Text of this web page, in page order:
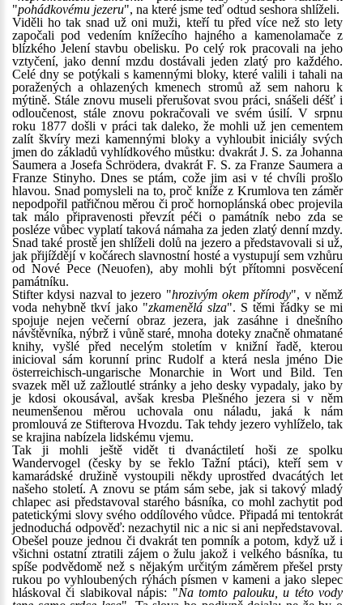
"pohádkovému jezeru", na které jsme teď odtud seshora shlíželi.
Viděli ho tak snad už oni muži, kteří tu před více než sto lety
započali pod vedením knížecího hajného a kamenolamače z
blízkého Jelení stavbu obelisku. Po celý rok pracovali na jeho
vztyčení, jako denní mzdu dostávali jeden zlatý pro každého.
Celé dny se potýkali s kamennými bloky, které valili i tahali na
poražených a ohlazených kmenech stromů až sem nahoru k
mýtině. Stále znovu museli přerušovat svou práci, snášeli déšť i
odloučenost, stále znovu pokračovali ve svém úsilí. V srpnu
roku 1877 došli v práci tak daleko, že mohli už jen cementem
zalít škvíry mezi kamennými bloky a vyhloubit iniciály svých
jmen do základů vyhlídkového můstku: dvakrát J. S. za Johanna
Saumera a Josefa Schrödera, dvakrát F. S. za Franze Saumera a
Franze Stinyho. Dnes se ptám, cože jim asi v té chvíli prošlo
hlavou. Snad pomysleli na to, proč kníže z Krumlova ten záměr
nepodpořil patřičnou měrou či proč hornoplánská obec projevila
tak málo připravenosti převzít péči o památník nebo zda se
posléze vůbec vyplatí taková námaha za jeden zlatý denní mzdy.
Snad také prostě jen shlíželi dolů na jezero a představovali si už,
jak přijíždějí v kočárech slavnostní hosté a vystupují sem vzhůru
od Nové Pece (Neuofen), aby mohli být přítomni posvěcení
památníku.
Stifter kdysi nazval to jezero "hrozivým okem přírody", v němž
voda nehybně tkví jako "zkamenělá slza". S těmi řádky se mi
spojuje nejen večerní obraz jezera, jak zasáhne i dnešního
návštěvníka, nýbrž i vůně staré, mnoha doteky značně ohmatané
knihy, vyšlé před necelým stoletím v knižní řadě, kterou
inicioval sám korunní princ Rudolf a která nesla jméno Die
österreichisch-ungarische Monarchie in Wort und Bild. Ten
svazek měl už zažloutlé stránky a jeho desky vypadaly, jako by
je kdosi okousával, avšak kresba Plešného jezera si v něm
neumenšenou měrou uchovala onu náladu, jaká k nám
promlouvá ze Stifterova Hvozdu. Tak tehdy jezero vyhlíželo, tak
se krajina nabízela lidskému vjemu.
Tak ji mohli ještě vidět ti dvanáctiletí hoši ze spolku
Wandervogel (česky by se řeklo Tažní ptáci), kteří sem v
kamarádské družině vystoupili někdy uprostřed dvacátých let
našeho století. A znovu se ptám sám sebe, jak si takový mladý
chlapec asi představoval starého básníka, co mohl zachytit pod
patetickými slovy svého oddílového vůdce. Připadá mi tentokrát
jednoduchá odpověď: nezachytil nic a nic si ani nepředstavoval.
Obešel pouze jednou či dvakrát ten pomník a potom, když už i
všichni ostatní ztratili zájem o žulu jakož i velkého básníka, tu
spíše podvědomě než s nějakým určitým záměrem přešel prsty
rukou po vyhloubených rýhách písmen v kameni a jako slepec
hláskoval či slabikoval nápis: "Na tomto palouku, u této vody